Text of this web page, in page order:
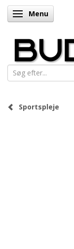
Skifte navigation
Menu
Sportspleje